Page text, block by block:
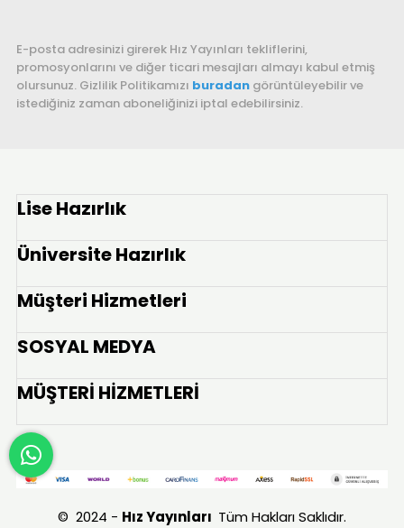
E-posta adresinizi girerek Hız Yayınları tekliflerini,
promosyonlarını ve diğer ticari mesajları almayı kabul etmiş
olursunuz. Gizlilik Politikamızı buradan görüntüleyebilir ve
istediğiniz zaman aboneliğinizi iptal edebilirsiniz.
Lise Hazırlık
Üniversite Hazırlık
Müşteri Hizmetleri
SOSYAL MEDYA
MÜŞTERİ HİZMETLERİ
© 2024 - Hız Yayınları Tüm Hakları Saklıdır.